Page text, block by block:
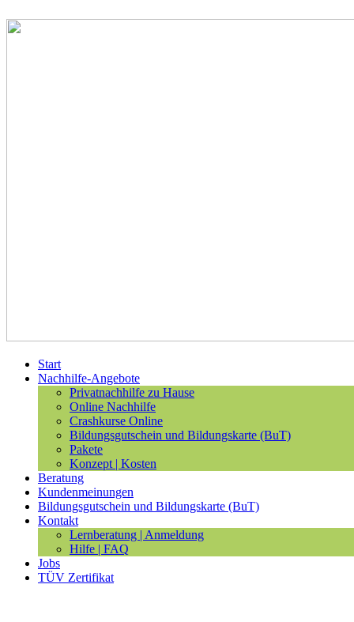
Start
Nachhilfe-Angebote
Privatnachhilfe zu Hause
Online Nachhilfe
Crashkurse Online
Bildungsgutschein und Bildungskarte (BuT)
Pakete
Konzept | Kosten
Beratung
Kundenmeinungen
Bildungsgutschein und Bildungskarte (BuT)
Kontakt
Lernberatung | Anmeldung
Hilfe | FAQ
Jobs
TÜV Zertifikat